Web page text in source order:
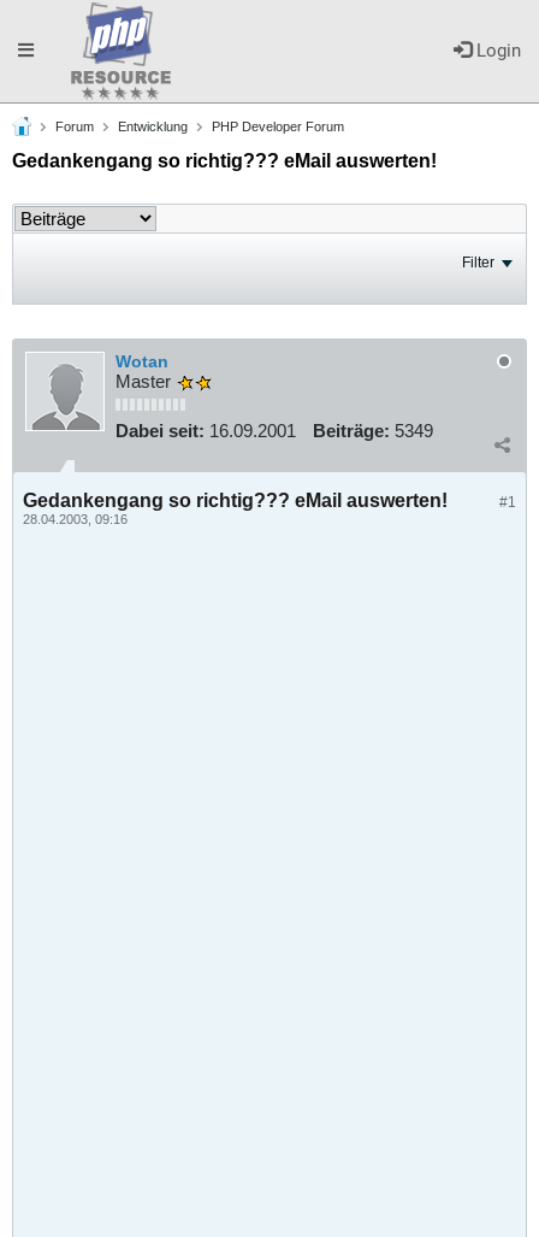
Login
Toggle
navigation
Forum Entwicklung PHP Developer Forum
Gedankengang so richtig??? eMail auswerten!
Filter
Wotan
Master
Dabei seit: 16.09.2001 Beiträge: 5349
#1
Gedankengang so richtig??? eMail auswerten!
28.04.2003, 09:16